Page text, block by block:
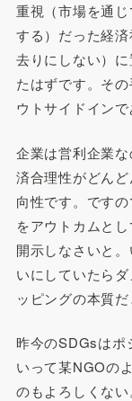
重視（市場を通
する）だった経
去りにしない）
たはずです。そ
ウトサイドインで
企業は営利企業
済合理性がどん
向性です。です
をアウトカムと
開示しなさいと
いにしていたら
ッピングの本質だ
昨今のSDGsはポ
いって某NGOの
のもよろしくな